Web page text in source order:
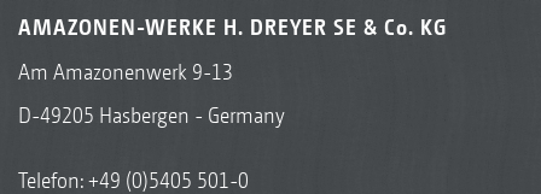
AMAZONEN-WERKE H. DREYER SE & Co. KG
Am Amazonenwerk 9-13
D-49205 Hasbergen - Germany
Telefon:+49 (0)5405 501-0